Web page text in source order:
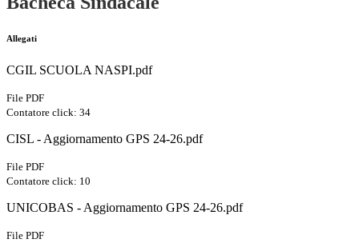
Allegati
CGIL SCUOLA NASPI.pdf
File PDF
Contatore click: 34
CISL - Aggiornamento GPS 24-26.pdf
File PDF
Contatore click: 10
UNICOBAS - Aggiornamento GPS 24-26.pdf
File PDF